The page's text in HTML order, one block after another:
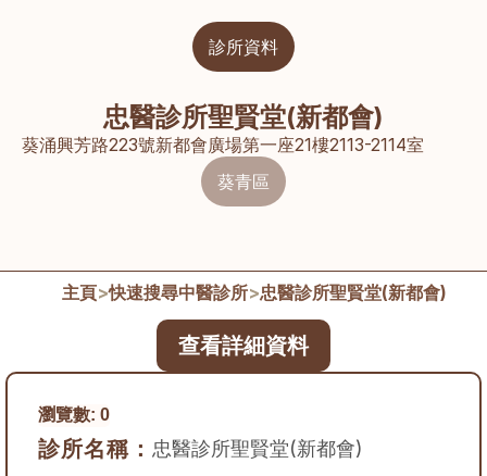
診所資料
忠醫診所聖賢堂(新都會)
葵涌興芳路223號新都會廣場第一座21樓2113-2114室
葵青區
查看詳細資料
瀏覽數: 0
診所名稱： 忠醫診所聖賢堂(新都會)
主頁>快速搜尋中醫診所>忠醫診所聖賢堂(新都會)